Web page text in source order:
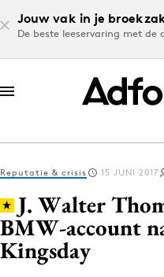
Jouw vak in je
De beste leeservaring met de
Log in
Volg het laatste
Reputatie & crisis 15 JUNI 2017
J. Walter
BMW-account
Kingsday